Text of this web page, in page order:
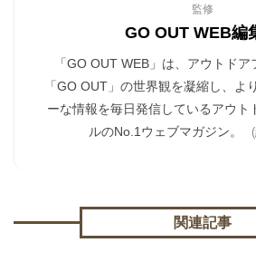
監修
GO OUT WEB編
「GO OUT WEB」は、アウトド
「GO OUT」の世界観を凝縮し、よ
ーな情報を毎日発信しているアウト
ルのNo.1ウェブマガジン。
関連記事